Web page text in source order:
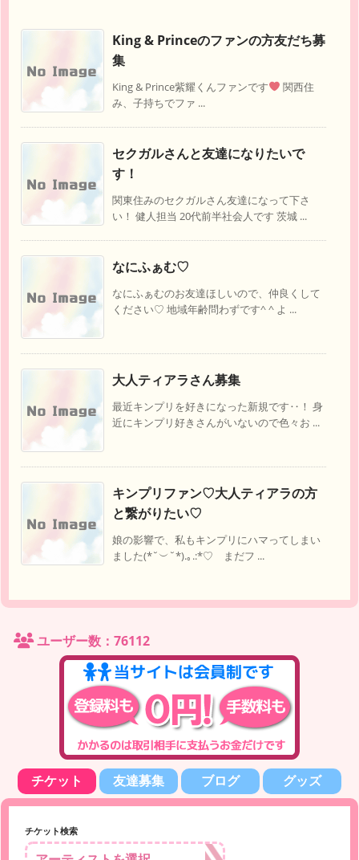
King & Princeのファンの方友だち募
集
King & Prince紫耀くんファンです
関西住
み、子持ちでファ ...
セクガルさんと友達になりたいで
す！
関東住みのセクガルさん友達になって下さ
い！ 健人担当 20代前半社会人です 茨城 ...
なにふぁむ♡
なにふぁむのお友達ほしいので、仲良くして
ください♡ 地域年齢問わずです^ ^ よ ...
大人ティアラさん募集
最近キンプリを好きになった新規です‥！ 身
近にキンプリ好きさんがいないので色々お ...
キンプリファン♡大人ティアラの方
と繋がりたい♡
娘の影響で、私もキンプリにハマってしまい
ました(*˘︶˘*).｡.:*♡ まだフ ...
ユーザー数：76112
チケット 友達募集 ブログ グッズ
チケット検索